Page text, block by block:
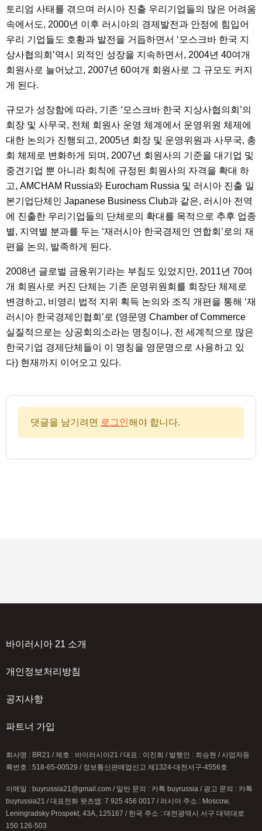
토리엄 사태를 겪으며 러시아 진출 우리기업들의 많은 어려움
속에서도, 2000년 이후 러시아의 경제발전과 안정에 힘입어
우리 기업들도 호황과 발전을 거듭하면서 ‘모스크바 한국 지
상사협의회’역시 외적인 성장을 지속하면서, 2004년 40여개
회원사로 늘어났고, 2007년 60여개 회원사로 그 규모도 커지
게 된다.
규모가 성장함에 따라, 기존 ‘모스크바 한국 지상사협의회’의
회장 및 사무국, 전체 회원사 운영 체계에서 운영위원 체제에
대한 논의가 진행되고, 2005년 회장 및 운영위원과 사무국, 총
회 체제로 변화하게 되며, 2007년 회원사의 기준을 대기업 및
중견기업 뿐 아니라 회칙에 규정된 회원사의 자격을 확대 하
고, AMCHAM Russia와 Eurocham Russia 및 러시아 진출 일
본기업단체인 Japanese Business Club과 같은, 러시아 전역
에 진출한 우리기업들의 단체로의 확대를 목적으로 추후 업종
별, 지역별 분과를 두는 ‘재러시아 한국경제인 연합회’로의 재
편을 논의, 발족하게 된다.
2008년 글로벌 금융위기라는 부침도 있었지만, 2011년 70여
개 회원사로 커진 단체는 기존 운영위원회를 회장단 체제로
변경하고, 비영리 법적 지위 획득 논의와 조직 개편을 통해 ‘재
러시아 한국경제인협회’로 (영문명 Chamber of Commerce
실질적으로는 상공회의소라는 명칭이나, 전 세계적으로 많은
한국기업 경제단체들이 이 명칭을 영문명으로 사용하고 있
다) 현재까지 이어오고 있다.
댓글을 남기려면 로그인 해야 합니다.
바이러시아 21 소개
개인정보처리방침
공지사항
파트너 가입
회사명 : BR21 / 제호 : 바이러시아21 / 대표 : 이진희 / 발행인 : 최승현 / 사업자등
록번호 : 518-65-00529 / 정보통신판매업신고 제1324-대전서구-4556호
이메일 : buyrussia21@gmail.com / 일반 문의 : 카톡 buyrussia / 광고 문의 : 카톡
buyrussia21 / 대표전화 왓츠앱: 7 925 456 0017 / 러시아 주소 : Moscow,
Leningradsky Prospekt, 43A, 125167 / 한국 주소 : 대전광역시 서구 대덕대로
150 126-503